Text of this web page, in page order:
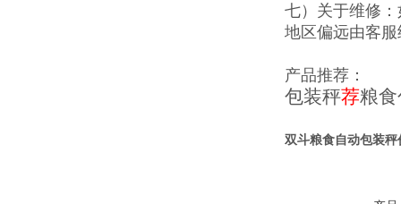
七）关于维修
地区偏远由客
产品推荐：
包装秤荐粮
双斗粮食自动包装秤